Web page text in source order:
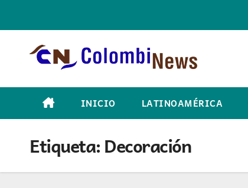
INICIO LATINOAMÉRICA
Etiqueta:Decoración